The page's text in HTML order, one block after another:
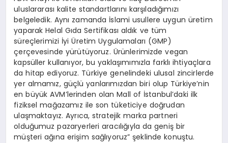
uluslararası kalite standartlarını karşıladığımızı
belgeledik. Aynı zamanda İslami usullere uygun üretim
yaparak Helal Gıda Sertifikası aldık ve tüm
süreçlerimizi İyi Üretim Uygulamaları (GMP)
çerçevesinde yürütüyoruz. Ürünlerimizde vegan
kapsüller kullanıyor, bu yaklaşımımızla farklı ihtiyaçlara
da hitap ediyoruz. Türkiye genelindeki ulusal zincirlerde
yer almamız, güçlü yanlarımızdan biri olup Türkiye’nin
en büyük AVM’lerinden olan Mall of İstanbul’daki ilk
fiziksel mağazamız ile son tüketiciye doğrudan
ulaşmaktayız. Ayrıca, stratejik marka partneri
olduğumuz pazaryerleri aracılığıyla da geniş bir
müşteri ağına erişim sağlıyoruz” şeklinde konuştu.